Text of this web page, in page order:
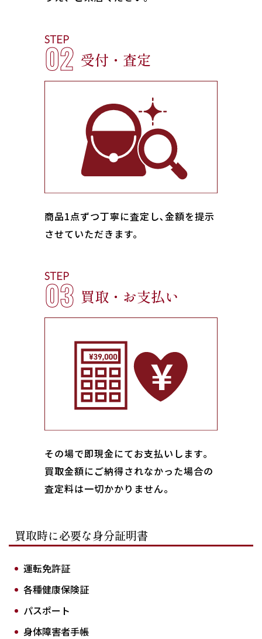
STEP
02 受付・査定
商品1点ずつ丁寧に査定し､金額を提示
させていただきます。
STEP
03 買取・お支払い
その場で即現金にてお支払いします｡
買取金額にご納得されなかった場合の
査定料は一切かかりません。
買取時に必要な身分証明書
運転免許証
各種健康保険証
パスポート
身体障害者手帳